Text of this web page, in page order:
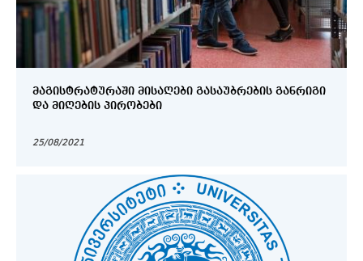
ᲛᲐᲒᲘᲡᲢᲠᲐᲢᲣᲠᲐᲨᲘ ᲛᲘᲡᲐᲦᲔᲑᲘ ᲒᲐᲡᲐᲣᲑᲠᲔᲑᲘᲡ ᲒᲐᲜᲠᲘᲒᲘ
ᲓᲐ ᲛᲘᲦᲔᲑᲘᲡ ᲞᲘᲠᲝᲑᲔᲑᲘ
25/08/2021